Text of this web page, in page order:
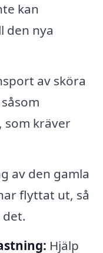
kan
den nya
av sköra
som kräver
av den gamla
flyttat ut, så
Hjälp